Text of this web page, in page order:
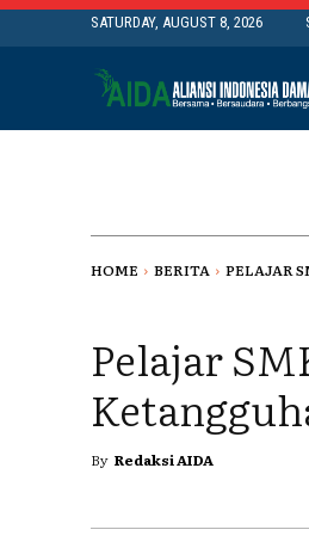
SATURDAY, AUGUST 8, 2026
HOME BERITA PELAJAR
Pelajar
By Redaksi AIDA